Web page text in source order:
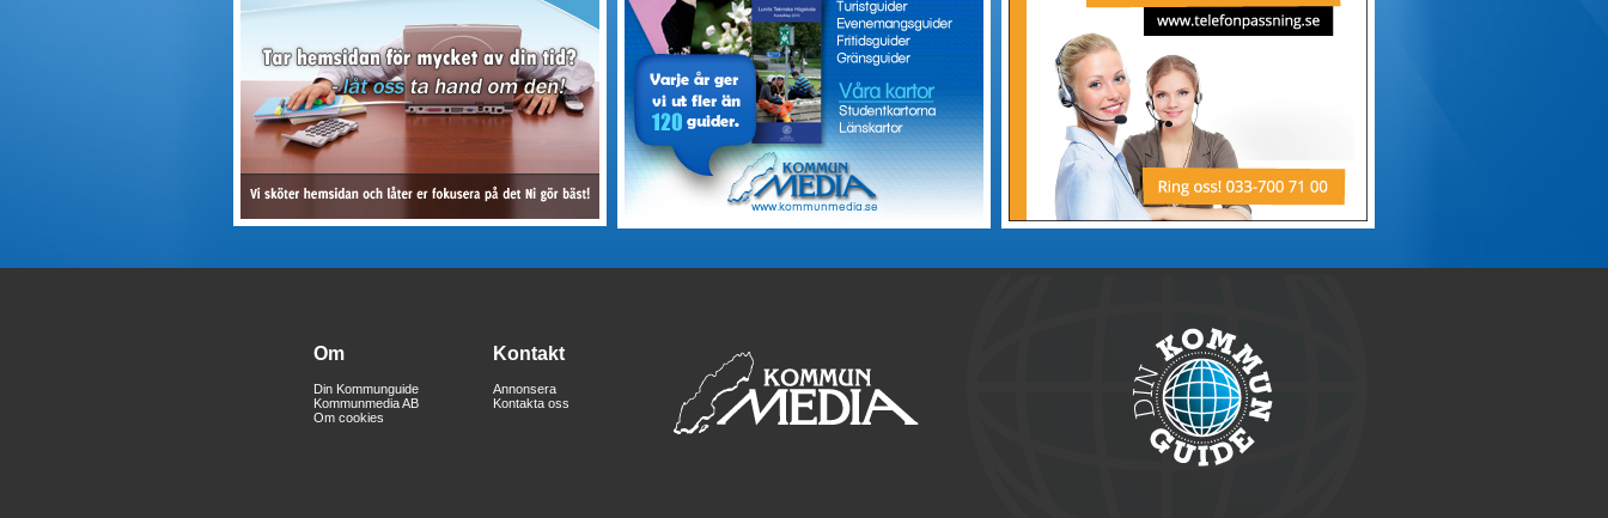
Om
Din Kommunguide
Kommunmedia AB
Om cookies
Kontakt
Annonsera
Kontakta oss